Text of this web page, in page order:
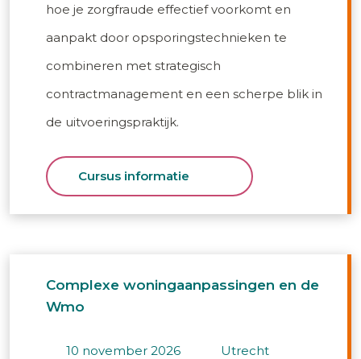
hoe je zorgfraude effectief voorkomt en
aanpakt door opsporingstechnieken te
combineren met strategisch
contractmanagement en een scherpe blik in
de uitvoeringspraktijk.
Cursus informatie
Complexe woningaanpassingen en de
Wmo
10 november 2026 utrecht